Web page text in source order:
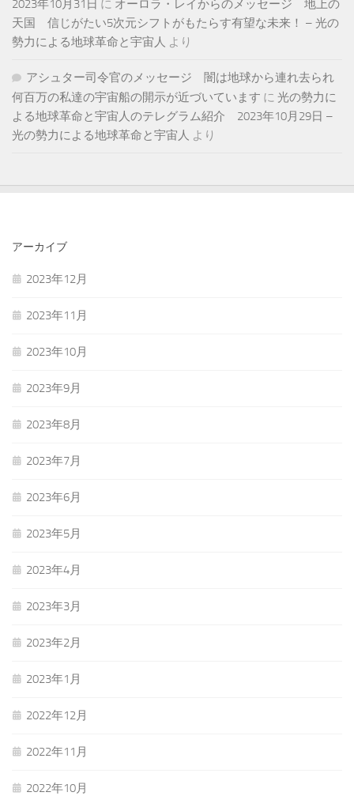
2023年10月31日 に オーロラ・レイからのメッセージ 地上の
天国 信じがたい5次元シフトがもたらす有望な未来！ – 光の
勢力による地球革命と宇宙人 より
アシュター司令官のメッセージ 闇は地球から連れ去られ
何百万の私達の宇宙船の開示が近づいています に 光の勢力に
よる地球革命と宇宙人のテレグラム紹介 2023年10月29日 –
光の勢力による地球革命と宇宙人 より
アーカイブ
2023年12月
2023年11月
2023年10月
2023年9月
2023年8月
2023年7月
2023年6月
2023年5月
2023年4月
2023年3月
2023年2月
2023年1月
2022年12月
2022年11月
2022年10月